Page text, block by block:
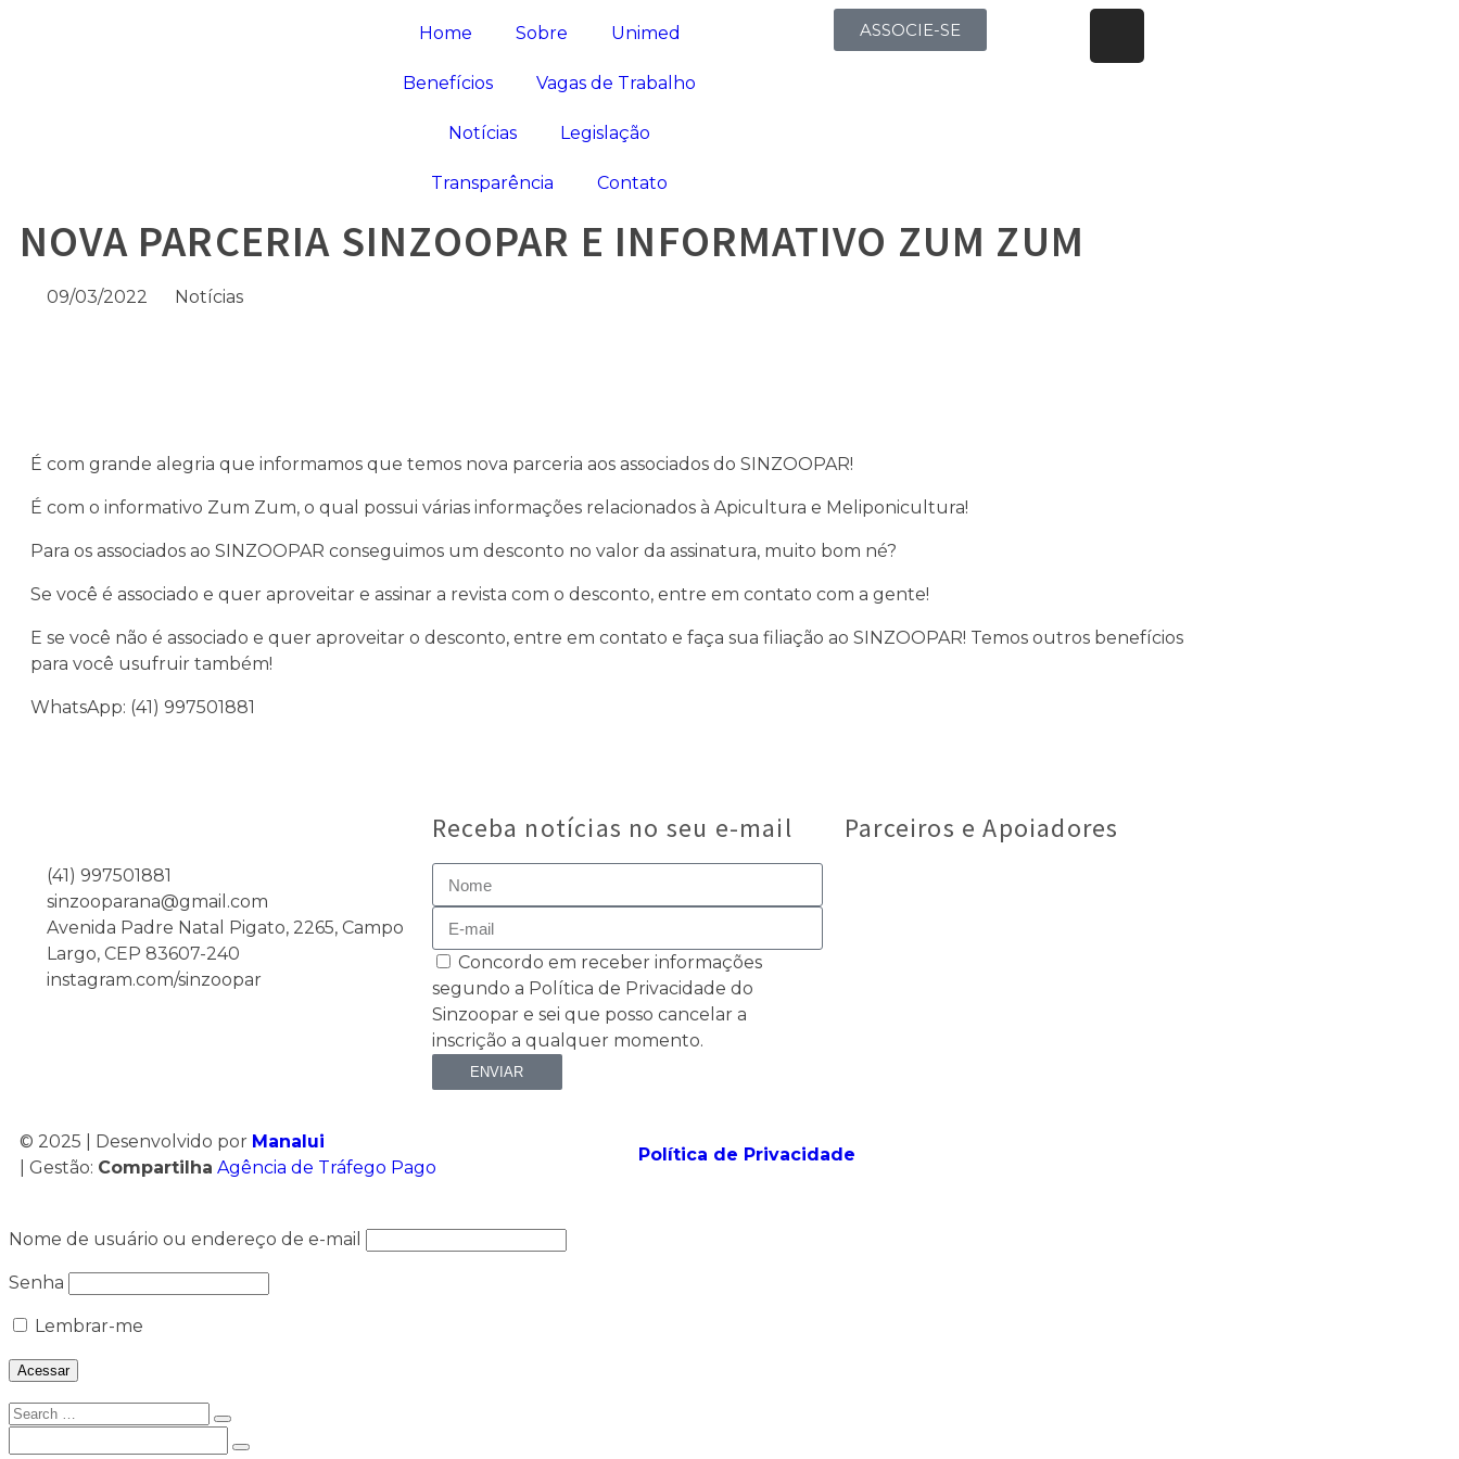
Home Sobre Unimed
Benefícios Vagas de Trabalho
Notícias Legislação
Transparência Contato
ASSOCIE-SE
NOVA PARCERIA SINZOOPAR E INFORMATIVO ZUM ZUM
09/03/2022 Notícias
É com grande alegria que informamos que temos nova parceria aos associados do SINZOOPAR!
É com o informativo Zum Zum, o qual possui várias informações relacionados à Apicultura e Meliponicultura!
Para os associados ao SINZOOPAR conseguimos um desconto no valor da assinatura, muito bom né?
Se você é associado e quer aproveitar e assinar a revista com o desconto, entre em contato com a gente!
E se você não é associado e quer aproveitar o desconto, entre em contato e faça sua filiação ao SINZOOPAR! Temos outros benefícios
para você usufruir também!
WhatsApp: (41) 997501881
(41) 997501881
sinzooparana@gmail.com
Avenida Padre Natal Pigato, 2265, Campo
Largo, CEP 83607-240
instagram.com/sinzoopar
Receba notícias no seu e-mail
Concordo em receber informações
segundo a Política de Privacidade do
Sinzoopar e sei que posso cancelar a
inscrição a qualquer momento.
ENVIAR
Parceiros e Apoiadores
© 2025 | Desenvolvido por Manalui
| Gestão: Compartilha Agência de Tráfego Pago
Política de Privacidade
Nome de usuário ou endereço de e-mail
Senha
Lembrar-me